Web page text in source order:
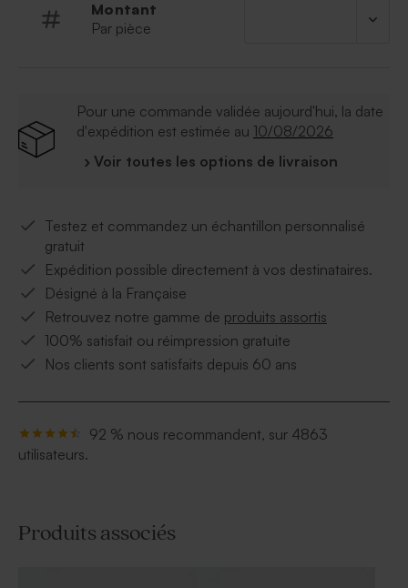
Montant
Par pièce
Pour une commande validée aujourd'hui, la date
d'expédition est estimée au 10/08/2026
› Voir toutes les options de livraison
Testez et commandez un échantillon personnalisé
gratuit
Expédition possible directement à vos destinataires.
Désigné à la Française
Retrouvez notre gamme de produits assortis
100% satisfait ou réimpression gratuite
Nos clients sont satisfaits depuis 60 ans
92 % nous recommandent, sur 4863
utilisateurs.
Produits associés